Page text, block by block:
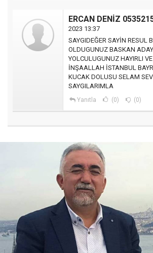
ERCAN DENİZ
2023 13:37
SAYGIDEĞER SAYİN RESUL
OLDUGUNUZ BASKAN
YOLCULUGUNUZ HAYIRLI
İNŞAALLAH İSTANBUL
KUCAK DOLUSU SELAM
SAYGILARIMLA
Yanıtla (0) (0)